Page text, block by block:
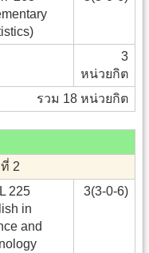
3
หน่วยกิต
รวม 18 หน่วยกิต
2
225
in
and
3(3-0-6)